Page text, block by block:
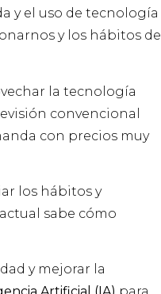
y el uso de tecnología
y los hábitos de
la tecnología
convencional
con precios muy
los hábitos y
sabe cómo
y mejorar la